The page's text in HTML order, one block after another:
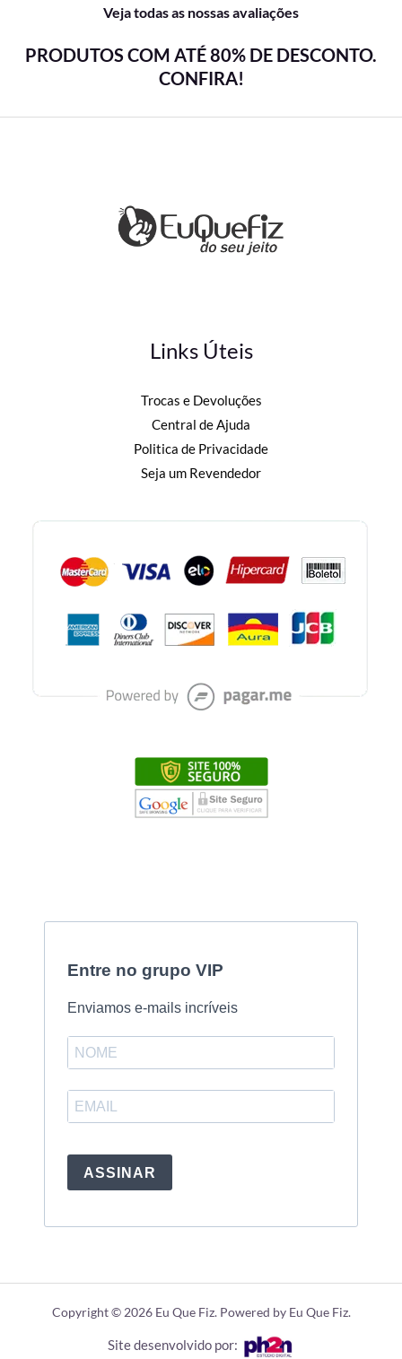
Veja todas as nossas avaliações
PRODUTOS COM ATÉ 80% DE DESCONTO.
CONFIRA!
Links Úteis
Trocas e Devoluções
Central de Ajuda
Politica de Privacidade
Seja um Revendedor
Entre no grupo VIP
Enviamos e-mails incríveis
ASSINAR
Copyright © 2026 Eu Que Fiz. Powered by Eu Que Fiz.
Site desenvolvido por: